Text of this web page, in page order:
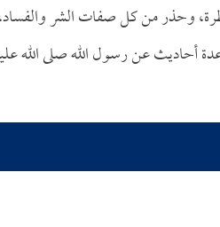
وحذر من كل صفات الشر
أحاديث عن رسول الله صلى الله